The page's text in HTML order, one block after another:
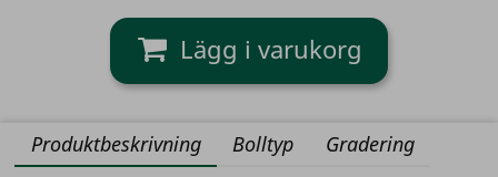
Produktbeskrivning Bolltyp Gradering